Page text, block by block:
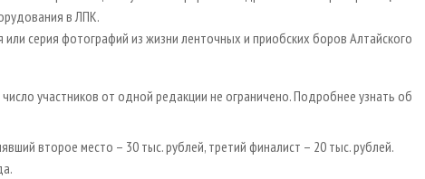
в ЛПК.
серия фотографий из жизни ленточных и приобских боров Алтайского
участников от одной редакции не ограничено. Подробнее узнать об
второе место – 30 тыс. рублей, третий финалист – 20 тыс. рублей.